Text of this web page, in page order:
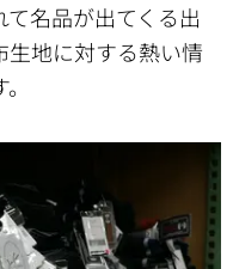
名品が出てくる出
生地に対する熱い情